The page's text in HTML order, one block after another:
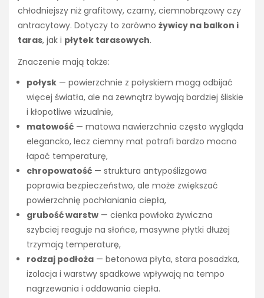
chłodniejszy niż grafitowy, czarny, ciemnobrązowy czy
antracytowy. Dotyczy to zarówno żywicy na balkon i
taras, jak i płytek tarasowych.
Znaczenie mają także:
połysk — powierzchnie z połyskiem mogą odbijać
więcej światła, ale na zewnątrz bywają bardziej śliskie
i kłopotliwe wizualnie,
matowość — matowa nawierzchnia często wygląda
elegancko, lecz ciemny mat potrafi bardzo mocno
łapać temperaturę,
chropowatość — struktura antypoślizgowa
poprawia bezpieczeństwo, ale może zwiększać
powierzchnię pochłaniania ciepła,
grubość warstw — cienka powłoka żywiczna
szybciej reaguje na słońce, masywne płytki dłużej
trzymają temperaturę,
rodzaj podłoża — betonowa płyta, stara posadzka,
izolacja i warstwy spadkowe wpływają na tempo
nagrzewania i oddawania ciepła.